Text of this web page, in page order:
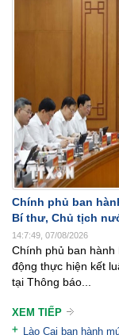
Chính phủ ban
Bí thư, Chủ tịch
14:7:49, 07/08/2026
Chính phủ ban hành
động thực hiện kết
tại Thông báo...
XEM TIẾP